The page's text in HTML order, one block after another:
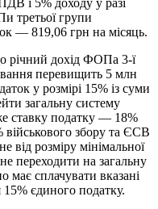
групи
— 819,06 грн на місяць.
річний дохід ФОПа 3-ї
перевищить 5 млн
у розмірі 15% із суми
загальну систему
ставку податку — 18%
військового збору та ЄСВ
від розміру мінімальної
переходити на загальну
має сплачувати вказані
єдиного податку.